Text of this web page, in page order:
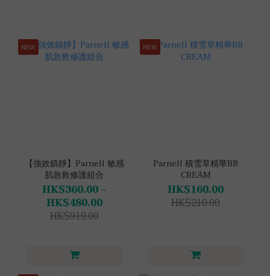
NEW
【強效鎮靜】Parnell 敏感
肌急救修護組合
HK$360.00 ~
HK$480.00
HK$919.00
NEW
Parnell 積雪草精華BB
CREAM
HK$160.00
HK$210.00